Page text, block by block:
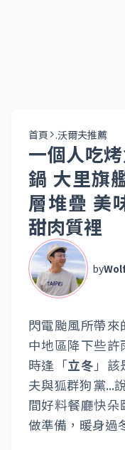
首頁 .沃爾夫推薦
一個人吃
鍋 大里旗
層堆疊 美
甜肉質裡
by
閃電颱風所帶
中地區降下些許
時逢「立冬」該
夫與狐群狗黨...
間好料餐廳快
做準備，暖身過